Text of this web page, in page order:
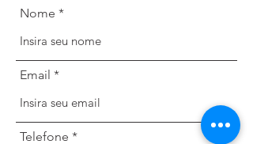
Nome
Email
Telefone